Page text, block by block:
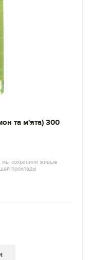
та м'ята) 300
мы сохранили живые
прохлады